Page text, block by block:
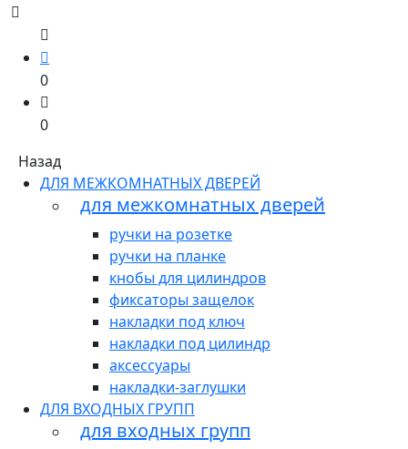
0
0
Назад
ДЛЯ МЕЖКОМНАТНЫХ ДВЕРЕЙ
для межкомнатных дверей
ручки на розетке
ручки на планке
кнобы для цилиндров
фиксаторы защелок
накладки под ключ
накладки под цилиндр
аксессуары
накладки-заглушки
ДЛЯ ВХОДНЫХ ГРУПП
для входных групп